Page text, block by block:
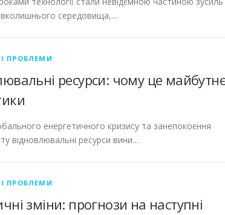
середовища,…
ПРОБЛЕМИ
ресурси: чому це майбутнє
енергетичного кризису та занепокоєння
відновлювальні ресурси вини…
ПРОБЛЕМИ
зміни: прогнози на наступні